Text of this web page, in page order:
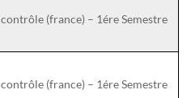
contrôle (france) – 1ére Semestre: نمودج 3
contrôle (france) – 1ére Semestre: نمودج 4